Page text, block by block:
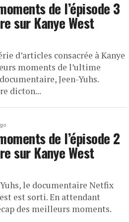
de l’épisode 3
sur Kanye West
d’articles consacrée à Kanye
moments de l’ultime
Jeen-Yuhs.
dicton...
de l’épisode 2
sur Kanye West
Yuhs, le documentaire Netfix
est sorti. En attendant
des meilleurs moments.